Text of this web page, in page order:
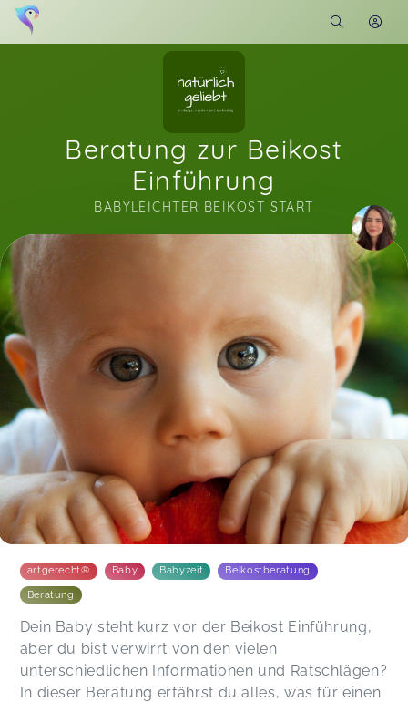
Beratung zur Beikost
Einführung
BABYLEICHTER BEIKOST START
Soon you will learn more about me here...
artgerecht® Baby Babyzeit Beikostberatung
Beratung
Dein Baby steht kurz vor der Beikost Einführung,
aber du bist verwirrt von den vielen
unterschiedlichen Informationen und Ratschlägen?
In dieser Beratung erfährst du alles, was für einen